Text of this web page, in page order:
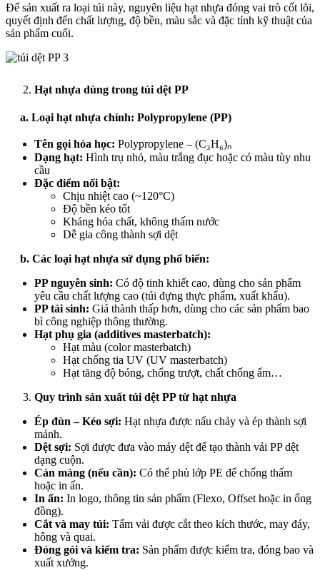
Để sản xuất ra loại túi này, nguyên liệu hạt nhựa đóng vai trò cốt lõi,
quyết định đến chất lượng, độ bền, màu sắc và đặc tính kỹ thuật của
sản phẩm cuối.
Hạt nhựa dùng trong túi dệt PP
a. Loại hạt nhựa chính: Polypropylene (PP)
Tên gọi hóa học: Polypropylene – (C₃H₆)ₙ
Dạng hạt: Hình trụ nhỏ, màu trắng đục hoặc có màu tùy nhu
cầu
Đặc điểm nổi bật:
Chịu nhiệt cao (~120°C)
Độ bền kéo tốt
Kháng hóa chất, không thấm nước
Dễ gia công thành sợi dệt
b. Các loại hạt nhựa sử dụng phổ biến:
PP nguyên sinh: Có độ tinh khiết cao, dùng cho sản phẩm
yêu cầu chất lượng cao (túi đựng thực phẩm, xuất khẩu).
PP tái sinh: Giá thành thấp hơn, dùng cho các sản phẩm bao
bì công nghiệp thông thường.
Hạt phụ gia (additives masterbatch):
Hạt màu (color masterbatch)
Hạt chống tia UV (UV masterbatch)
Hạt tăng độ bóng, chống trượt, chất chống ẩm…
Quy trình sản xuất túi dệt PP từ hạt nhựa
Ép đùn – Kéo sợi: Hạt nhựa được nấu chảy và ép thành sợi
mảnh.
Dệt sợi: Sợi được đưa vào máy dệt để tạo thành vải PP dệt
dạng cuộn.
Cán màng (nếu cần): Có thể phủ lớp PE để chống thấm
hoặc in ấn.
In ấn: In logo, thông tin sản phẩm (Flexo, Offset hoặc in ống
đồng).
Cắt và may túi: Tấm vải được cắt theo kích thước, may đáy,
hông và quai.
Đóng gói và kiểm tra: Sản phẩm được kiểm tra, đóng bao và
xuất xưởng.